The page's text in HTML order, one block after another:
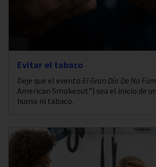
Evitar el tabaco
Deje que el evento El Gran Día De No
American Smokeout") sea el inicio de
humo ni tabaco.